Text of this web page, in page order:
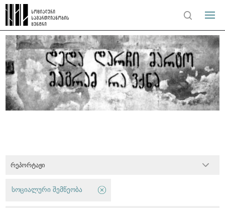
რეპორტაჟი
სოციალური შემწეობა